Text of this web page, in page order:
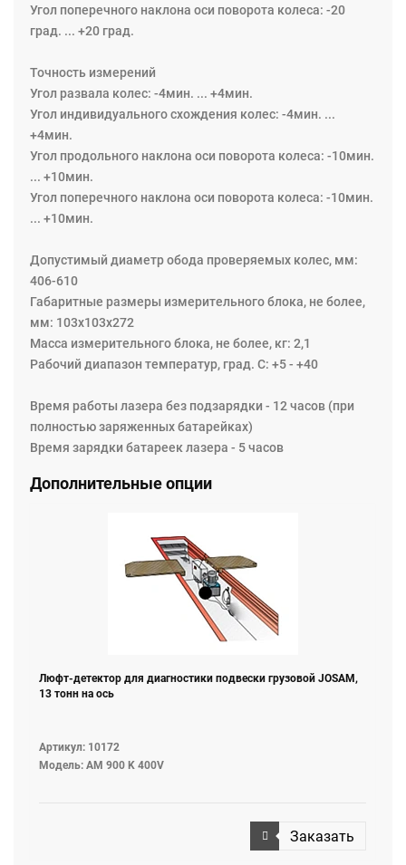
Угол поперечного наклона оси поворота колеса: -20
град. ... +20 град.
Точность измерений
Угол развала колес: -4мин. ... +4мин.
Угол индивидуального схождения колес: -4мин. ...
+4мин.
Угол продольного наклона оси поворота колеса: -10мин.
... +10мин.
Угол поперечного наклона оси поворота колеса: -10мин.
... +10мин.
Допустимый диаметр обода проверяемых колес, мм:
406-610
Габаритные размеры измерительного блока, не более,
мм: 103х103х272
Масса измерительного блока, не более, кг: 2,1
Рабочий диапазон температур, град. С: +5 - +40
Время работы лазера без подзарядки - 12 часов (при
полностью заряженных батарейках)
Время зарядки батареек лазера - 5 часов
Дополнительные опции
Люфт-детектор для диагностики подвески грузовой JOSAM,
13 тонн на ось
Артикул: 10172
Модель: AM 900 K 400V
Заказать